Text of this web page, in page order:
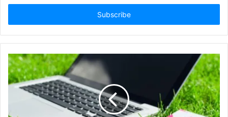
t
r
y
u
r
E
i